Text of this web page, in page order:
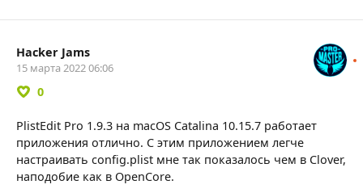
Hacker Jams
15 марта 2022 06:06
0
PlistEdit Pro 1.9.3 на macOS Catalina 10.15.7 работает
приложения отлично. С этим приложением легче
настраивать config.plist мне так показалось чем в Clover,
наподобие как в OpenCore.